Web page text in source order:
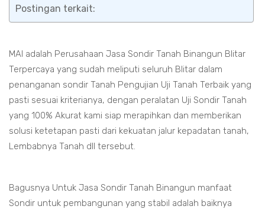
Postingan terkait:
MAI adalah Perusahaan Jasa Sondir Tanah Binangun Blitar
Terpercaya yang sudah meliputi seluruh Blitar dalam
penanganan sondir Tanah Pengujian Uji Tanah Terbaik yang
pasti sesuai kriterianya, dengan peralatan Uji Sondir Tanah
yang 100% Akurat kami siap merapihkan dan memberikan
solusi ketetapan pasti dari kekuatan jalur kepadatan tanah,
Lembabnya Tanah dll tersebut.
Bagusnya Untuk Jasa Sondir Tanah Binangun manfaat
Sondir untuk pembangunan yang stabil adalah baiknya